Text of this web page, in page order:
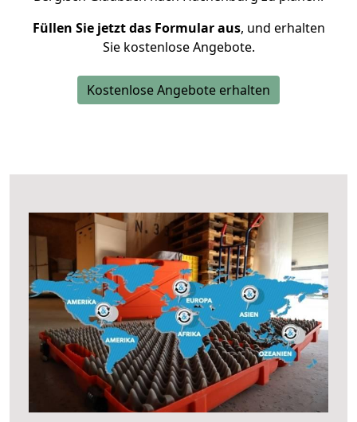
Füllen Sie jetzt das Formular aus, und erhalten
Sie kostenlose Angebote.
Kostenlose Angebote erhalten